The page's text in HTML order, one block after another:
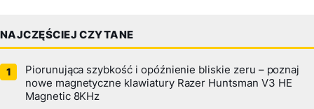
NAJCZĘŚCIEJ CZYTANE
Piorunująca szybkość i opóźnienie bliskie zeru – poznaj
nowe magnetyczne klawiatury Razer Huntsman V3 HE
Magnetic 8KHz